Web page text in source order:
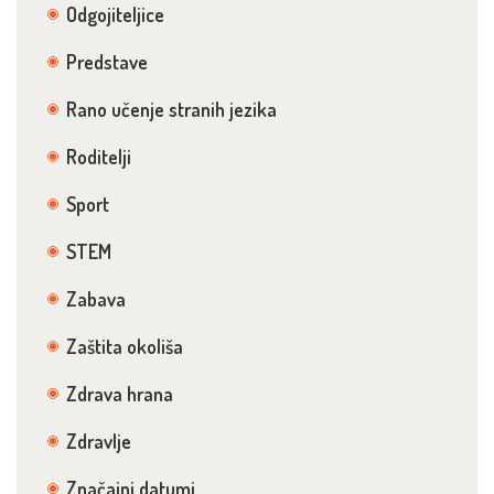
Odgojiteljice
Predstave
Rano učenje stranih jezika
Roditelji
Sport
STEM
Zabava
Zaštita okoliša
Zdrava hrana
Zdravlje
Značajni datumi